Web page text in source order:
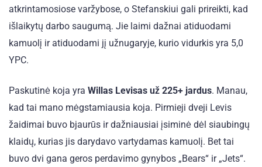
atkrintamosiose varžybose, o Stefanskiui gali prireikti, kad
išlaikytų darbo saugumą. Jie laimi dažnai atiduodami
kamuolį ir atiduodami jį užnugaryje, kurio vidurkis yra 5,0
YPC.
Paskutinė koja yra Willas Levisas už 225+ jardus. Manau,
kad tai mano mėgstamiausia koja. Pirmieji dveji Levis
žaidimai buvo bjaurūs ir dažniausiai įsiminė dėl siaubingų
klaidų, kurias jis darydavo vartydamas kamuolį. Bet tai
buvo dvi gana geros perdavimo gynybos „Bears“ ir „Jets“.